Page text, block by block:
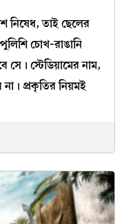
নিষেধ, তাই ছেলের
চোখ-রাঙানি
সে। স্টেডিয়ামের নাম,
প্রকৃতির নিয়মই